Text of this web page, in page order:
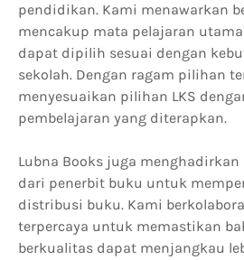
pendidikan. Kami menawarkan
mencakup mata pelajaran
dapat dipilih sesuai dengan
sekolah. Dengan ragam pilihan
menyesuaikan pilihan LKS
pembelajaran yang diterapkan.
Lubna Books juga
dari penerbit buku untuk
distribusi buku. Kami
terpercaya untuk memastikan
berkualitas dapat menjangkau